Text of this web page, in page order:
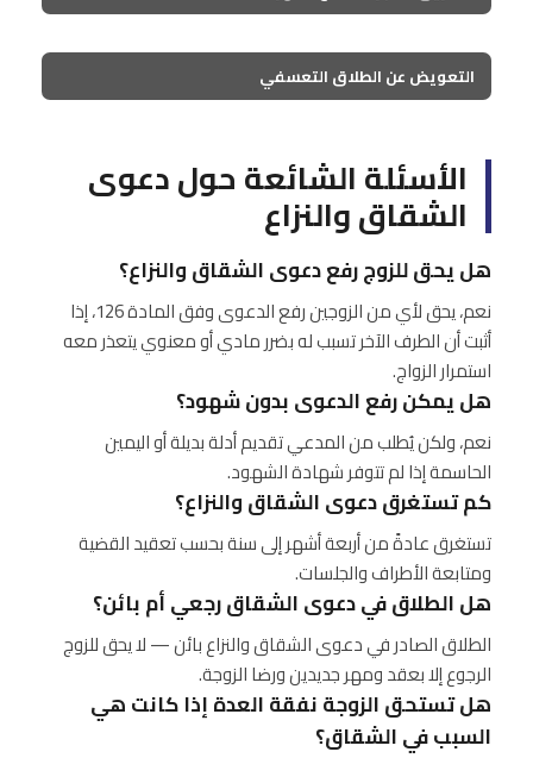
التعويض عن الطلاق التعسفي
الأسئلة الشائعة حول دعوى
الشقاق والنزاع
هل يحق للزوج رفع دعوى الشقاق والنزاع؟
نعم، يحق لأي من الزوجين رفع الدعوى وفق المادة 126، إذا
أثبت أن الطرف الآخر تسبب له بضرر مادي أو معنوي يتعذر معه
استمرار الزواج.
هل يمكن رفع الدعوى بدون شهود؟
نعم، ولكن يُطلب من المدعي تقديم أدلة بديلة أو اليمين
الحاسمة إذا لم تتوفر شهادة الشهود.
كم تستغرق دعوى الشقاق والنزاع؟
تستغرق عادةً من أربعة أشهر إلى سنة بحسب تعقيد القضية
ومتابعة الأطراف والجلسات.
هل الطلاق في دعوى الشقاق رجعي أم بائن؟
الطلاق الصادر في دعوى الشقاق والنزاع بائن — لا يحق للزوج
الرجوع إلا بعقد ومهر جديدين ورضا الزوجة.
هل تستحق الزوجة نفقة العدة إذا كانت هي
السبب في الشقاق؟